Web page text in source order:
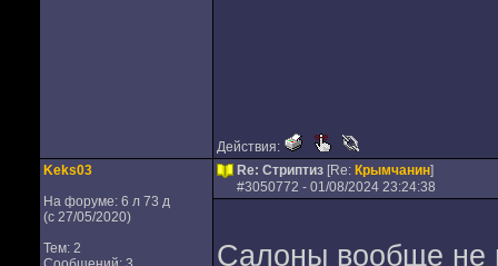
Действия:
Keks03
На форуме: 6 л 73 д
(с 27/05/2020)
Тем: 2
Re: Стриптиз [Re: Крымчанин]
#3050772 - 01/08/2024 23:24:38
Салоны вообще не